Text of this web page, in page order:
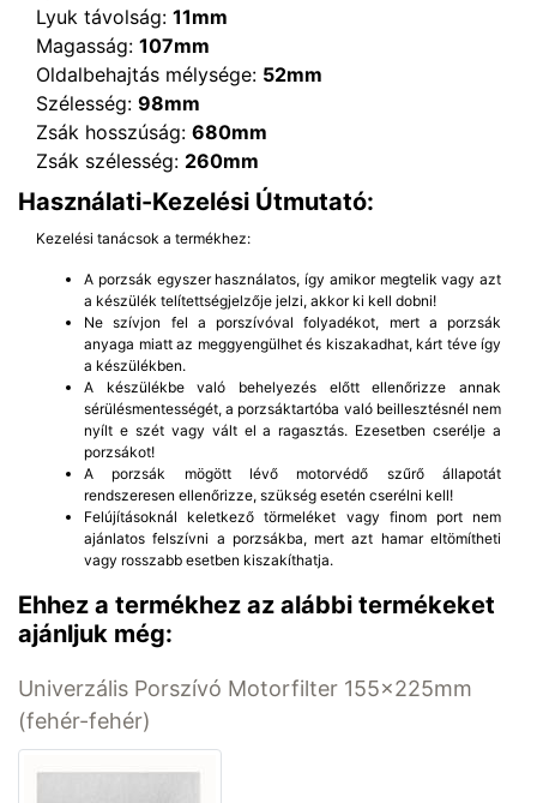
Lyuk távolság: 11mm
Magasság: 107mm
Oldalbehajtás mélysége: 52mm
Szélesség: 98mm
Zsák hosszúság: 680mm
Zsák szélesség: 260mm
Használati-Kezelési Útmutató:
Kezelési tanácsok a termékhez:
A porzsák egyszer használatos, így amikor megtelik vagy azt
a készülék telítettségjelzője jelzi, akkor ki kell dobni!
Ne szívjon fel a porszívóval folyadékot, mert a porzsák
anyaga miatt az meggyengülhet és kiszakadhat, kárt téve így
a készülékben.
A készülékbe való behelyezés előtt ellenőrizze annak
sérülésmentességét, a porzsáktartóba való beillesztésnél nem
nyílt e szét vagy vált el a ragasztás. Ezesetben cserélje a
porzsákot!
A porzsák mögött lévő motorvédő szűrő állapotát
rendszeresen ellenőrizze, szükség esetén cserélni kell!
Felújításoknál keletkező törmeléket vagy finom port nem
ajánlatos felszívni a porzsákba, mert azt hamar eltömítheti
vagy rosszabb esetben kiszakíthatja.
Ehhez a termékhez az alábbi termékeket
ajánljuk még:
Univerzális Porszívó Motorfilter 155x225mm
(fehér-fehér)